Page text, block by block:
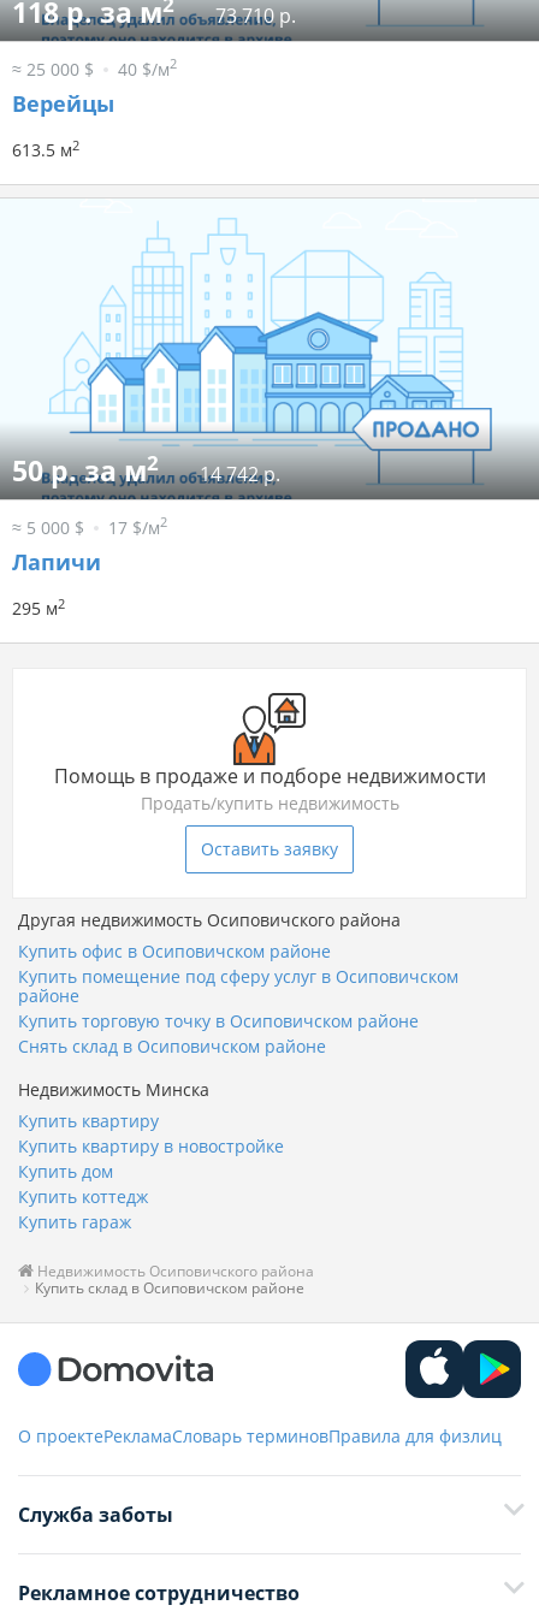
118 р. за м 73 710 р.
≈ 25 000 $ 40 $/м2
Верейцы
613.5 м2
50 р. за м2 14 742 р.
≈ 5 000 $ 17 $/м2
Лапичи
295 м2
Помощь в продаже и подборе недвижимости
Продать/купить недвижимость
Оставить заявку
Другая недвижимость Осиповичского района
Купить офис в Осиповичском районе
Купить помещение под сферу услуг в Осиповичском
районе
Купить торговую точку в Осиповичском районе
Снять склад в Осиповичском районе
Недвижимость Минска
Купить квартиру
Купить квартиру в новостройке
Купить дом
Купить коттедж
Купить гараж
Недвижимость Осиповичского района
Купить склад в Осиповичском районе
О проектеРекламаСловарь терминовПравила для физлиц
Служба заботы
+375 29 376-13-70
+375 33 376-13-70
Рекламное сотрудничество